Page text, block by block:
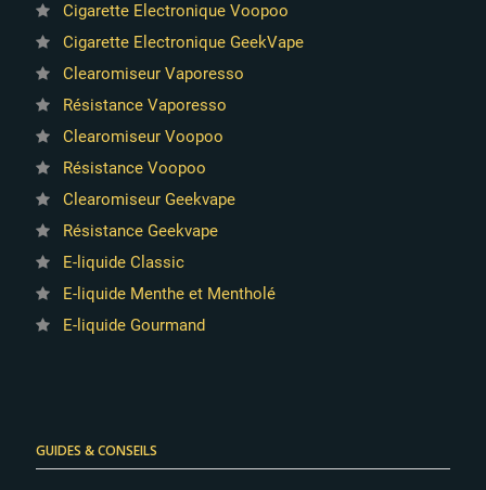
Cigarette Electronique Voopoo
Cigarette Electronique GeekVape
Clearomiseur Vaporesso
Résistance Vaporesso
Clearomiseur Voopoo
Résistance Voopoo
Clearomiseur Geekvape
Résistance Geekvape
E-liquide Classic
E-liquide Menthe et Mentholé
E-liquide Gourmand
GUIDES & CONSEILS